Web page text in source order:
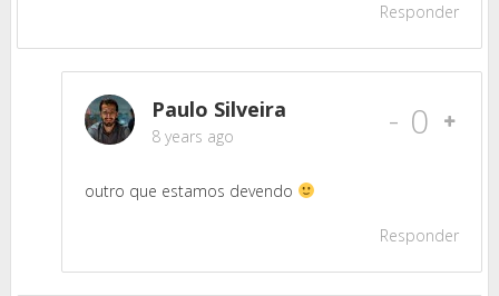
Responder
Paulo Silveira
8 years ago - 0
outro que estamos devendo
Responder